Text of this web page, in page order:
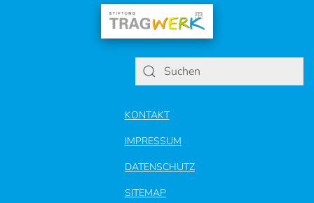
KONTAKT
IMPRESSUM
DATENSCHUTZ
SITEMAP